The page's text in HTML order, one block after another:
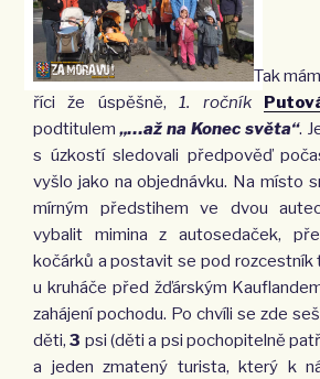
Tak
říci že úspěšně,1. ročník
podtitulem„…až na Konec světa“.
s úzkostí sledovali předpověď
vyšlo jako na objednávku. Na místo
mírným předstihem ve dvou
vybalit mimina z autosedaček,
kočárků a postavit se pod rozcestník
u kruháče před žďárským
zahájení pochodu. Po chvíli se zde
děti,3 psi (děti a psi pochopitelně
a jeden zmatený turista, který k